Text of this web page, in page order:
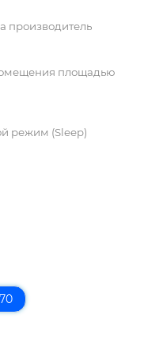
производитель
площадью
режим (Sleep)
70